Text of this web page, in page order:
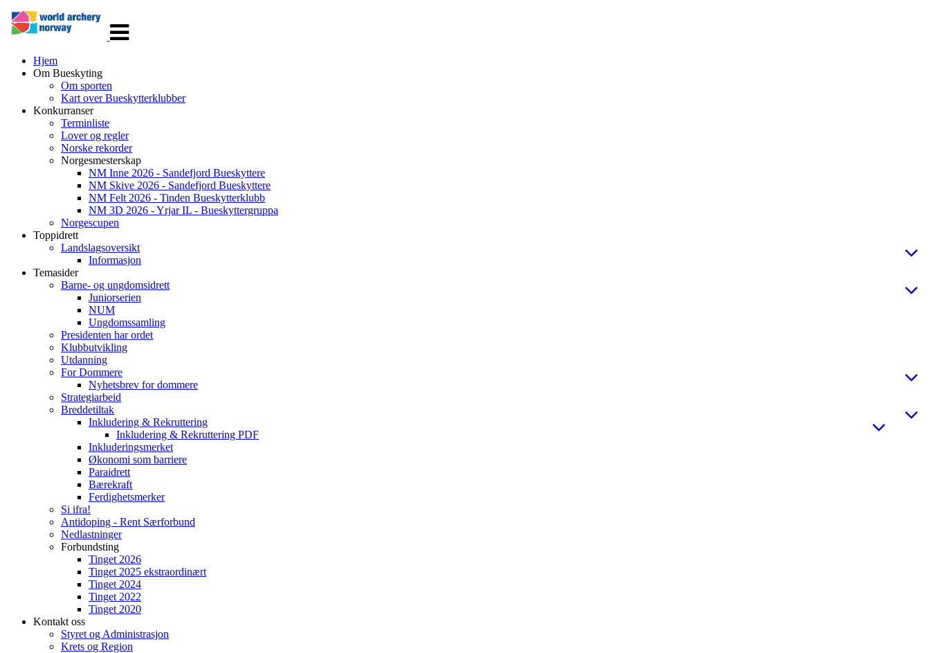
navigasjon
Hjem
Om Bueskyting
Om sporten
Kart over Bueskytterklubber
Konkurranser
Terminliste
Lover og regler
Norske rekorder
Norgesmesterskap
NM Inne 2026 - Sandefjord Bueskyttere
NM Skive 2026 - Sandefjord Bueskyttere
NM Felt 2026 - Tinden Bueskytterklubb
NM 3D 2026 - Yrjar IL - Bueskyttergruppa
Norgescupen
Toppidrett
Landslagsoversikt
Informasjon
Temasider
Barne- og ungdomsidrett
Juniorserien
NUM
Ungdomssamling
Presidenten har ordet
Klubbutvikling
Utdanning
For Dommere
Nyhetsbrev for dommere
Strategiarbeid
Breddetiltak
Inkludering & Rekruttering
Inkludering & Rekruttering PDF
Inkluderingsmerket
Økonomi som barriere
Paraidrett
Bærekraft
Ferdighetsmerker
Si ifra!
Antidoping - Rent Særforbund
Nedlastninger
Forbundsting
Tinget 2026
Tinget 2025 ekstraordinært
Tinget 2024
Tinget 2022
Tinget 2020
Kontakt oss
Styret og Administrasjon
Krets og Region